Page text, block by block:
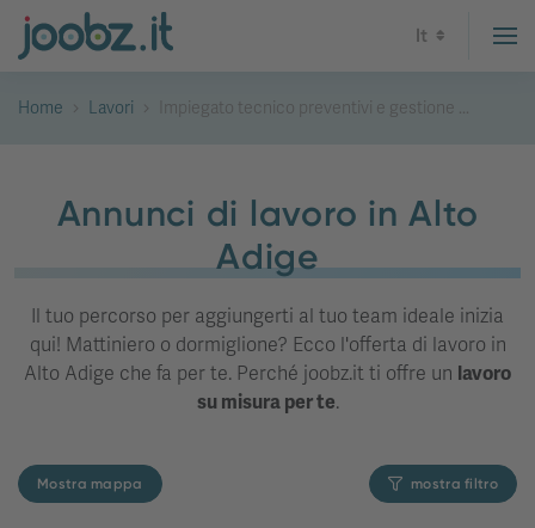
It
Home Lavori Impiegato tecnico preventivi e gestione ...
Annunci di lavoro in Alto
Adige
Il tuo percorso per aggiungerti al tuo team ideale inizia
qui! Mattiniero o dormiglione? Ecco l'offerta di lavoro in
Alto Adige che fa per te. Perché joobz.it ti offre un lavoro
su misura per te.
Mostra mappa mostra filtro